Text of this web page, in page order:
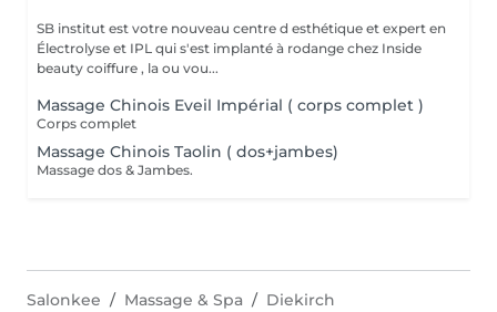
SB institut est votre nouveau centre d esthétique et expert en
Électrolyse et IPL qui s'est implanté à rodange chez Inside
beauty coiffure , la ou vou...
Massage Chinois Eveil Impérial ( corps complet )
Corps complet
Massage Chinois Taolin ( dos+jambes)
Massage dos & Jambes.
Salonkee Massage & Spa Diekirch